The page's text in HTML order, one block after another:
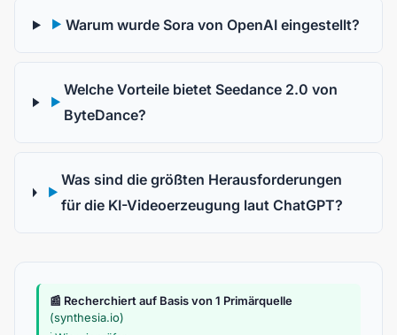
▶ Warum wurde Sora von OpenAI eingestellt?
▶
Welche Vorteile bietet Seedance 2.0 von
ByteDance?
▶
Was sind die größten Herausforderungen
für die KI-Videoerzeugung laut ChatGPT?
📰 Recherchiert auf Basis von 1 Primärquelle
(synthesia.io)